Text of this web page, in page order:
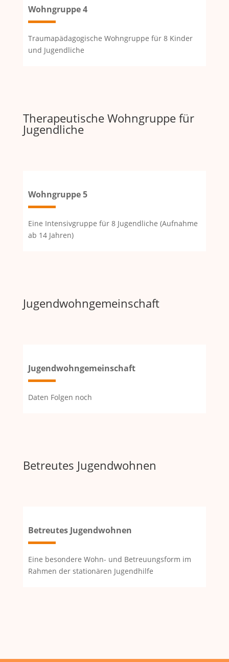
Wohngruppe 4
Traumapädagogische Wohngruppe für 8 Kinder
und Jugendliche
Therapeutische Wohngruppe für
Jugendliche
Wohngruppe 5
Eine Intensivgruppe für 8 Jugendliche (Aufnahme
ab 14 Jahren)
Jugendwohngemeinschaft
Jugendwohngemeinschaft
Daten Folgen noch
Betreutes Jugendwohnen
Betreutes Jugendwohnen
Eine besondere Wohn- und Betreuungsform im
Rahmen der stationären Jugendhilfe